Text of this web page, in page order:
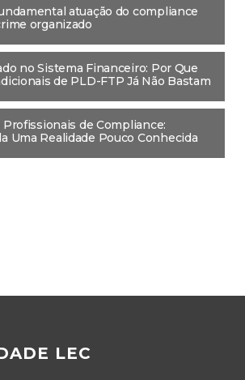
atuação do compliance
organizado
no Sistema Financeiro: Por Que
de PLD-FTP Já Não Bastam
de Compliance:
Uma Realidade Pouco Conhecida
LEC